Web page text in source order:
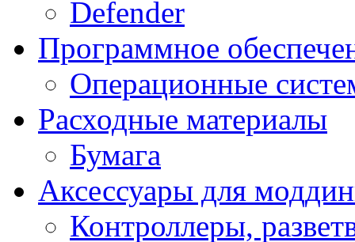
Defender
Программное
Операционные
Расходные материалы
Бумага
Аксессуары для
Контроллеры,